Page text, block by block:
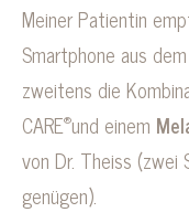
Meiner Patientin
Smartphone aus
zweitens die
CARE®und einem
von Dr. Theiss
genügen).